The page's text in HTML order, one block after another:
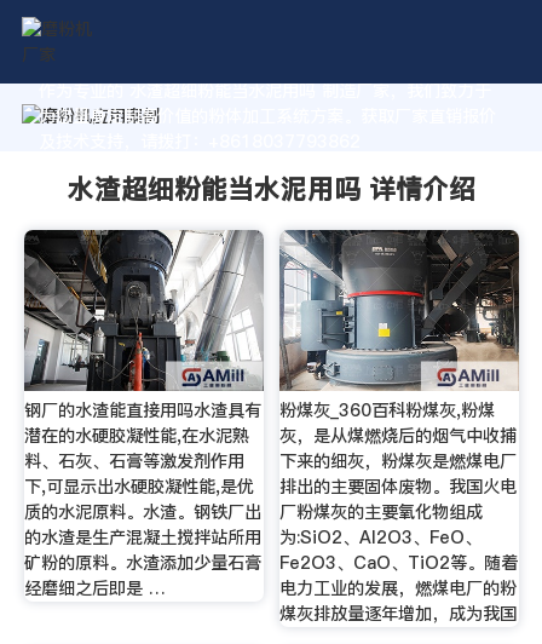
作为专业的 水渣超细粉能当水泥用吗 制造厂家，我们致力于
为您量身定制高价值的粉体加工系统方案。获取厂家直销报价
水渣超细粉能当水泥用吗 详情介绍
钢厂的水渣能直接用吗水渣具有
潜在的水硬胶凝性能,在水泥熟
料、石灰、石膏等激发剂作用
下,可显示出水硬胶凝性能,是优
质的水泥原料。水渣。钢铁厂出
的水渣是生产混凝土搅拌站所用
矿粉的原料。水渣添加少量石膏
经磨细之后即是 …
粉煤灰_360百科粉煤灰,粉煤
灰，是从煤燃烧后的烟气中收捕
下来的细灰，粉煤灰是燃煤电厂
排出的主要固体废物。我国火电
厂粉煤灰的主要氧化物组成
为:SiO2、Al2O3、FeO、
Fe2O3、CaO、TiO2等。随着
电力工业的发展，燃煤电厂的粉
煤灰排放量逐年增加，成为我国